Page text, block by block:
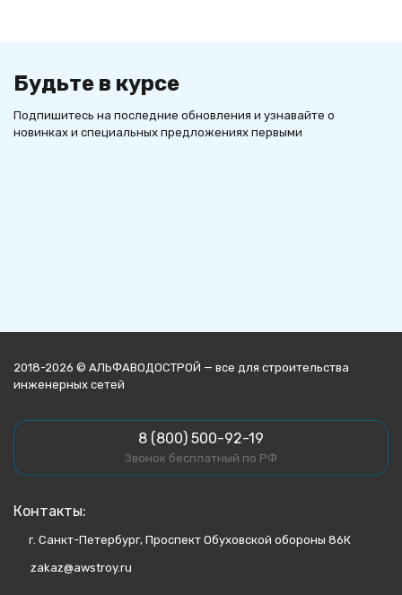
Будьте в курсе
Подпишитесь на последние обновления и узнавайте о
новинках и специальных предложениях первыми
2018-2026 © АЛЬФАВОДОСТРОЙ — все для строительства
инженерных сетей
8 (800) 500-92-19
Звонок бесплатный по РФ
Контакты:
г. Санкт-Петербург, Проспект Обуховской обороны 86К
zakaz@awstroy.ru